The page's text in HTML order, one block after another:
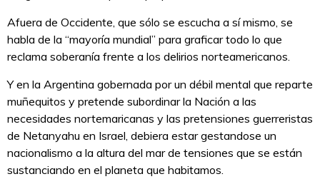
Afuera de Occidente, que sólo se escucha a sí mismo, se
habla de la “mayoría mundial” para graficar todo lo que
reclama soberanía frente a los delirios norteamericanos.
Y en la Argentina gobernada por un débil mental que reparte
muñequitos y pretende subordinar la Nación a las
necesidades nortemaricanas y las pretensiones guerreristas
de Netanyahu en Israel, debiera estar gestandose un
nacionalismo a la altura del mar de tensiones que se están
sustanciando en el planeta que habitamos.